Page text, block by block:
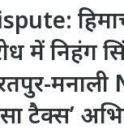
में निहंग
टैक्स’